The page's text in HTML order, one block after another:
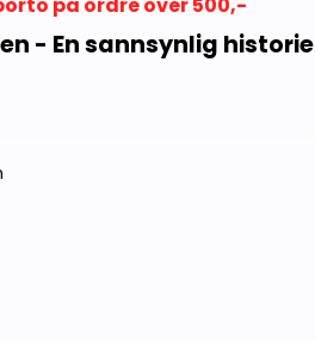
- En sannsynlig historie